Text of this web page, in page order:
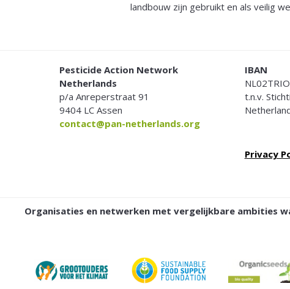
landbouw zijn gebruikt en als veilig
FOOTERPesticide Action Network
Netherlands
p/a Anreperstraat 91
9404 LC Assen
contact@pan-netherlands.org
IBAN
t.n.v.
Privacy
Organisaties en netwerken met vergelijkbare ambities